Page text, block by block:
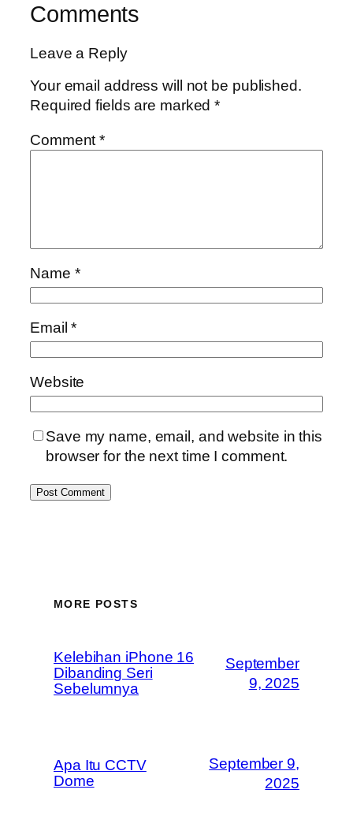
Comments
Leave a Reply
Your email address will not be published.
Required fields are marked*
Comment*
Name *
Email*
Website
Save my name, email, and website in this
browser for the next time I comment.
MORE POSTS
Kelebihan iPhone 16
Dibanding Seri
Sebelumnya
September
9, 2025
Apa Itu CCTV
Dome
September 9,
2025